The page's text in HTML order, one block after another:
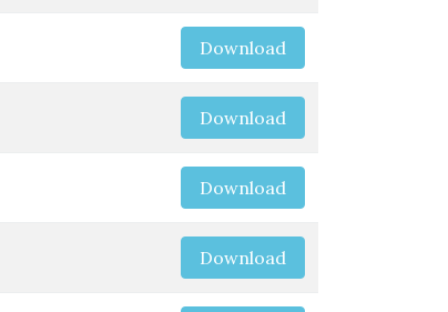
Download
Download
Download
Download